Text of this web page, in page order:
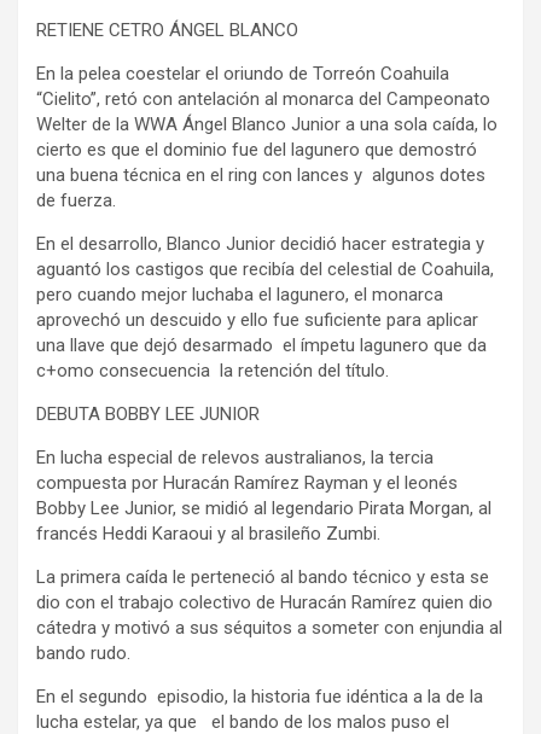
RETIENE CETRO ÁNGEL BLANCO
En la pelea coestelar el oriundo de Torreón Coahuila
“Cielito”, retó con antelación al monarca del Campeonato
Welter de la WWA Ángel Blanco Junior a una sola caída, lo
cierto es que el dominio fue del lagunero que demostró
una buena técnica en el ring con lances y algunos dotes
de fuerza.
En el desarrollo, Blanco Junior decidió hacer estrategia y
aguantó los castigos que recibía del celestial de Coahuila,
pero cuando mejor luchaba el lagunero, el monarca
aprovechó un descuido y ello fue suficiente para aplicar
una llave que dejó desarmado el ímpetu lagunero que da
c+omo consecuencia la retención del título.
DEBUTA BOBBY LEE JUNIOR
En lucha especial de relevos australianos, la tercia
compuesta por Huracán Ramírez Rayman y el leonés
Bobby Lee Junior, se midió al legendario Pirata Morgan, al
francés Heddi Karaoui y al brasileño Zumbi.
La primera caída le perteneció al bando técnico y esta se
dio con el trabajo colectivo de Huracán Ramírez quien dio
cátedra y motivó a sus séquitos a someter con enjundia al
bando rudo.
En el segundo episodio, la historia fue idéntica a la de la
lucha estelar, ya que el bando de los malos puso el